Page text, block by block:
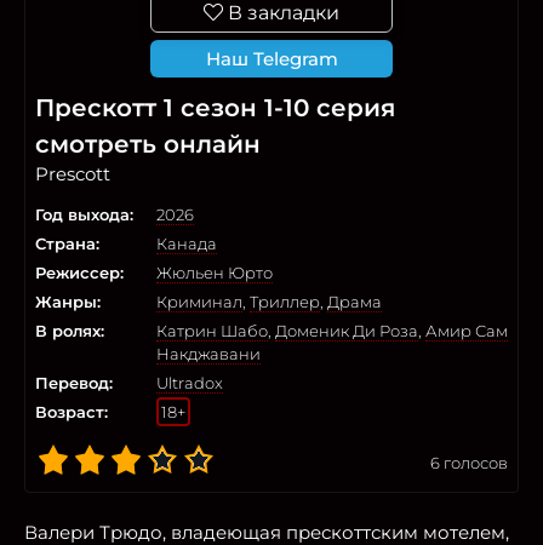
В закладки
Наш Telegram
Прескотт 1 сезон 1-10 серия
смотреть онлайн
Prescott
Год выхода:
2026
Страна:
Канада
Режиссер:
Жюльен Юрто
Жанры:
Криминал Триллер Драма
В ролях:
Катрин Шабо Доменик Ди Роза Амир Сам
Накджавани
Перевод:
Ultradox
Возраст:
18+
6 голосов
Валери Трюдо, владеющая прескоттским мотелем,